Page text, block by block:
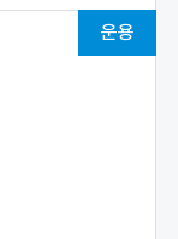
운용